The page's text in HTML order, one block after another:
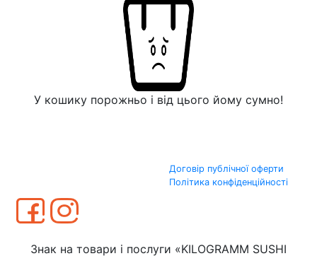
У кошику порожньо і від цього йому сумно!
Договір публічної оферти
Політика конфіденційності
Знак на товари і послуги «KILOGRAMM SUSHI